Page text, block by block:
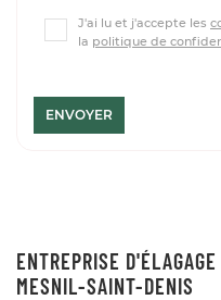
J'ai lu et j'accepte les
la politique de
ENVOYER
ENTREPRISE
MESNIL-SAINT-DENIS